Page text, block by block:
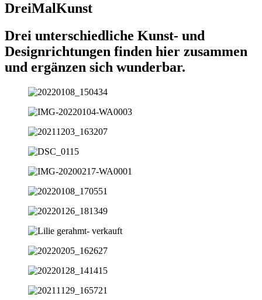
DreiMalKunst
Drei unterschiedliche Kunst- und
Designrichtungen finden hier zusammen
und ergänzen sich wunderbar.